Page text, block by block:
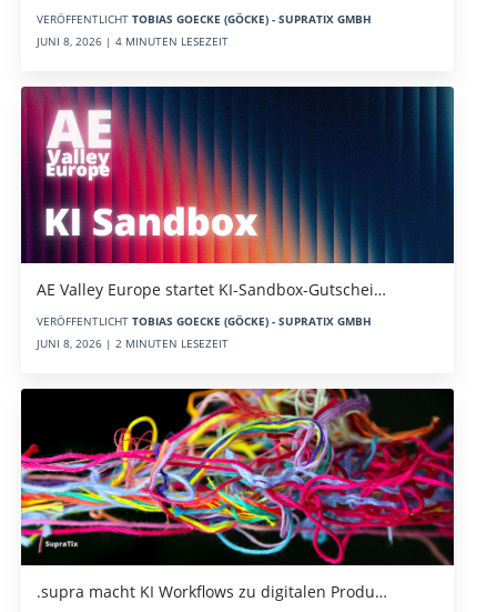
VERÖFFENTLICHT TOBIAS GOECKE (GÖCKE) - SUPRATIX GMBH
JUNI 8, 2026 | 4 MINUTEN LESEZEIT
AE Valley Europe startet KI-Sandbox-Gutschei…
VERÖFFENTLICHT TOBIAS GOECKE (GÖCKE) - SUPRATIX GMBH
JUNI 8, 2026 | 2 MINUTEN LESEZEIT
.supra macht KI Workflows zu digitalen Produ…